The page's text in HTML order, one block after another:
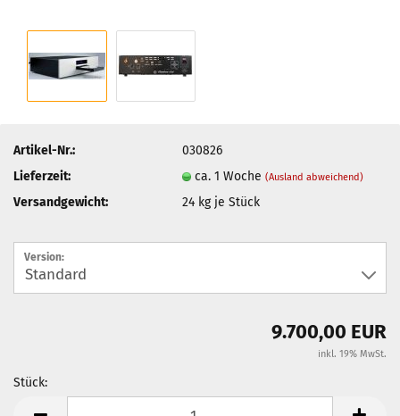
Artikel-Nr.:
030826
Lieferzeit:
ca. 1 Woche(Ausland abweichend)
Versandgewicht: 24 kg je Stück
Version:
9.700,00 EUR
inkl. 19% MwSt.
Stück: